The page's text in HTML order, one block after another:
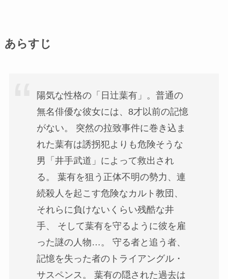
あらすじ
陽気な性格の「日辻葉有」。普通の
無名俳優な彼女には、8才以前の記憶
がない。 突然の拉致事件に巻き込ま
れた葉有は誘拐犯よりも危険そうな
男「井手武道」によって救出され
る。 葉有を狙う正体不明の勢力、連
続殺人を起こす危険なカルト教団、
それらに負けないくらい残酷な井
手、 そして葉有を守るように彼を雇
った謎の人物…。 守る者と追う者、
記憶を失った者のトライアングル・
サスペンス。 葉有の隠された過去は